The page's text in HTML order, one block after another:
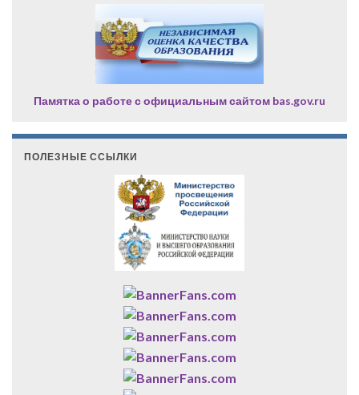
Памятка о работе с официальным сайтом bas.gov.ru
ПОЛЕЗНЫЕ ССЫЛКИ